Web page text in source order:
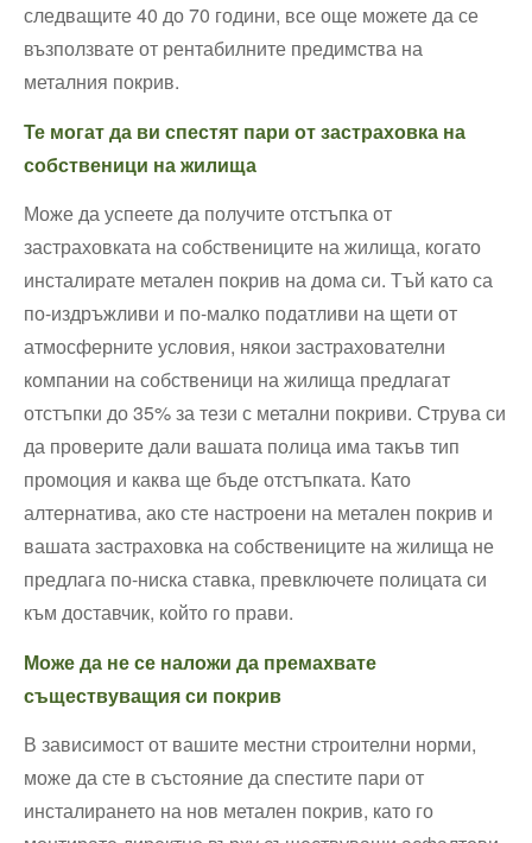
следващите 40 до 70 години, все още можете да се
възползвате от рентабилните предимства на
металния покрив.
Те могат да ви спестят пари от застраховка на
собственици на жилища
Може да успеете да получите отстъпка от
застраховката на собствениците на жилища, когато
инсталирате метален покрив на дома си. Тъй като са
по-издръжливи и по-малко податливи на щети от
атмосферните условия, някои застрахователни
компании на собственици на жилища предлагат
отстъпки до 35% за тези с метални покриви. Струва си
да проверите дали вашата полица има такъв тип
промоция и каква ще бъде отстъпката. Като
алтернатива, ако сте настроени на метален покрив и
вашата застраховка на собствениците на жилища не
предлага по-ниска ставка, превключете полицата си
към доставчик, който го прави.
Може да не се наложи да премахвате
съществуващия си покрив
В зависимост от вашите местни строителни норми,
може да сте в състояние да спестите пари от
инсталирането на нов метален покрив, като го